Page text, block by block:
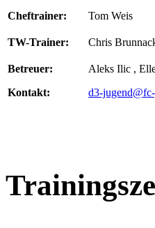
Cheftrainer: Tom Weis
TW-Trainer: Chris
Betreuer:
Kontakt:
Aleks Ilic ,
d3-